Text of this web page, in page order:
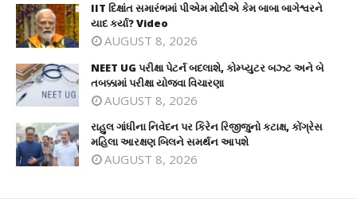
IIT દિક્ષાંત સમારંભમાં પીએમ મોદીએ કેમ બાબા બાગેશ્વરને
યાદ કર્યા? Video
AUGUST 8, 2026
NEET UG પરીક્ષા પેટર્ન બદલાશે, કોમ્પ્યુટર બઝ્ટ અને બે
તબક્કામાં પરીક્ષા યોજવા વિચારણા
AUGUST 8, 2026
રાહુલ ગાંધીના નિવેદન પર કિરેન રિજીજુનો કટાક્ષ, કોંગ્રેસ
મહિલા આરક્ષણ બિલને સમર્થન આપશે
AUGUST 8, 2026